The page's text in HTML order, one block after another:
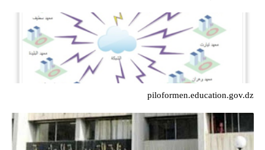
piloformen.education.gov.dz